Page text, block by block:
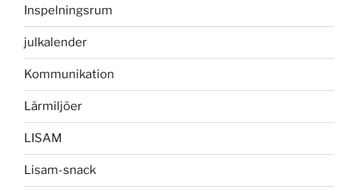
Inspelningsrum
julkalender
Kommunikation
Lärmiljöer
LISAM
Lisam-snack